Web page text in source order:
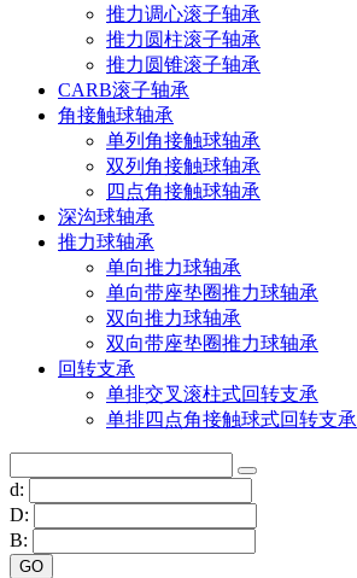
推力调心滚子轴承
推力圆柱滚子轴承
推力圆锥滚子轴承
CARB滚子轴承
角接触球轴承
单列角接触球轴承
双列角接触球轴承
四点角接触球轴承
深沟球轴承
推力球轴承
单向推力球轴承
单向带座垫圈推力球轴承
双向推力球轴承
双向带座垫圈推力球轴承
回转支承
单排交叉滚柱式回转支承
单排四点角接触球式回转支承
d:
D:
B: